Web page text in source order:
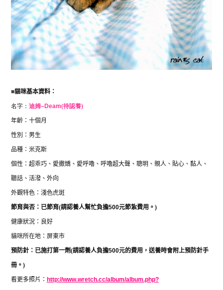
■貓咪基本資料：
名字： 迪姆–Deam(待認養)
年齡：十個月
性別：男生
品種：米克斯
個性：超乖巧、愛撒嬌、愛呼嚕、呼嚕超大聲、聰明、親人、貼心、黏人、
聽話、活潑、外向
外觀特色：淺色虎斑
節育與否：已節育(請認養人幫忙負擔500元節紮費用。 )
健康狀況：良好
貓咪所在地：屏東市
預防針：已施打第一劑(請認養人負擔500元的費用，送養時會附上預防針手
冊。 )
看更多照片： http://www.wretch.cc/album/album.php?